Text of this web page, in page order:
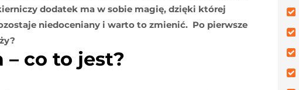
dodatek ma w sobie magię, dzięki której
niedoceniany i warto to zmienić. Po pierwsze
co to jest?